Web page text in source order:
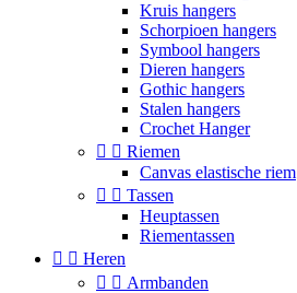
Kruis hangers
Schorpioen hangers
Symbool hangers
Dieren hangers
Gothic hangers
Stalen hangers
Crochet Hanger
  Riemen
Canvas elastische riem
  Tassen
Heuptassen
Riementassen
  Heren
  Armbanden